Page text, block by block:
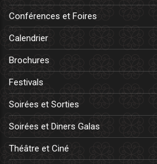
Conférences et Foires
Calendrier
Brochures
Festivals
Soirées et Sorties
Soirées et Diners Galas
Théâtre et Ciné